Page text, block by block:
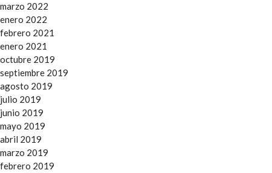
marzo 2022
enero 2022
febrero 2021
enero 2021
octubre 2019
septiembre 2019
agosto 2019
julio 2019
junio 2019
mayo 2019
abril 2019
marzo 2019
febrero 2019